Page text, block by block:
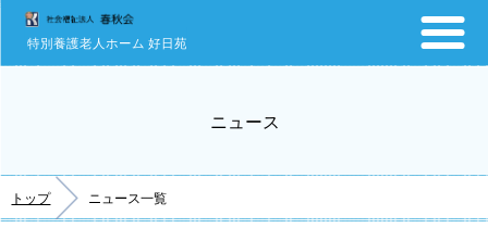
特別養護老人ホーム 好日苑
ニュース
トップ ニュース一覧